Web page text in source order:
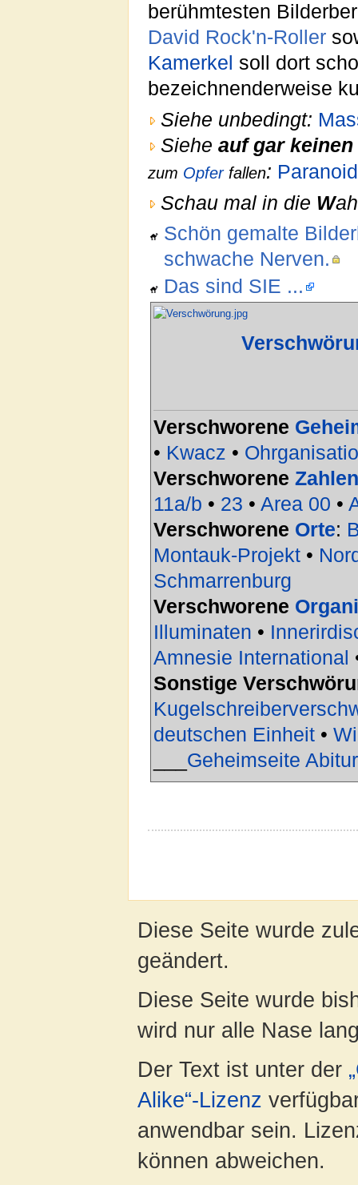
berühmtesten
David Rock'n-Roller
Kamerkel soll dort
bezeichnenderweise
Siehe unbedingt:
Siehe auf gar keinen
zum Opferfallen:
Schau mal in die W
Schön gemalte
schwache Nerven.
Das sind SIE ...
Verschworene
• Kwacz •
Verschworene Zahlen
11a/b • 23 • Area 00 •
Verschworene Orte:
Montauk-Projekt •
Schmarrenburg
Verschworene
Illuminaten •
Amnesie International
Sonstige
deutschen Einheit •
Geheimseite
Diese Seite wurde
geändert.
Diese Seite wurde
wird nur alle Nase
Der Text ist unter der
Alike“-Lizenz
anwendbar sein.
können abweichen.